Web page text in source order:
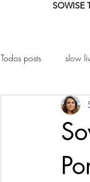
SOWISE
Todos posts slow
Slow Parenting
Atenção Plena